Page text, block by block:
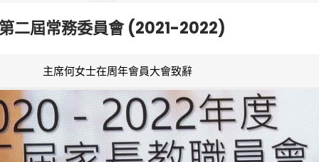
二屆常務委員會 (2021-2022)
主席何女士在周年會員大會致辭